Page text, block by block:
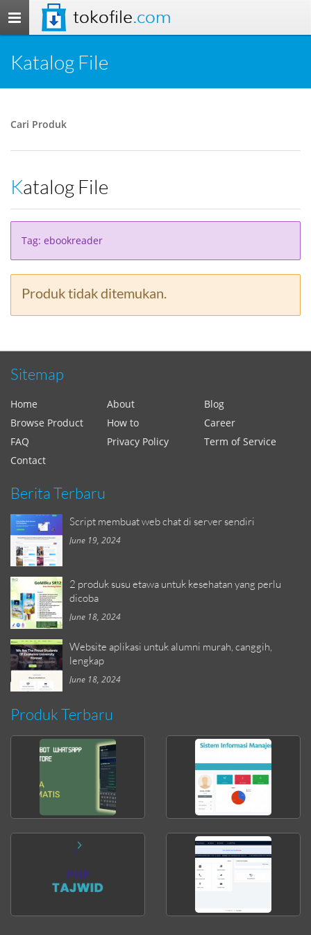
Toggle
navigation
tokofile.com
Katalog File
Cari Produk
Katalog File
Tag: ebookreader
Produk tidak ditemukan.
Sitemap
Home About
Blog
Browse Product
How to
Career
FAQ
Privacy Policy
Term of Service
Contact
Berita Terbaru
Script membuat web chat di server sendiri
June 19, 2024
2 produk susu etawa untuk kesehatan yang perlu
dicoba
June 18, 2024
Website aplikasi untuk alumni murah, canggih,
lengkap
June 18, 2024
Produk Terbaru